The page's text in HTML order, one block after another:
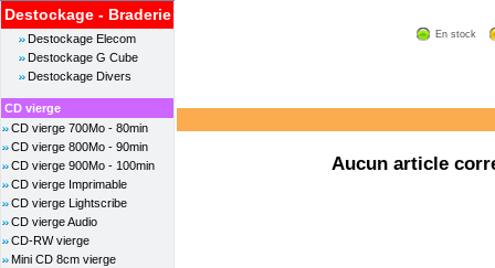
Destockage - Braderie
Destockage Elecom
Destockage G Cube
Destockage Divers
CD vierge
CD vierge 700Mo - 80min
CD vierge 800Mo - 90min
CD vierge 900Mo - 100min
CD vierge Imprimable
CD vierge Lightscribe
CD vierge Audio
CD-RW vierge
Mini CD 8cm vierge
En stock
Aucun article